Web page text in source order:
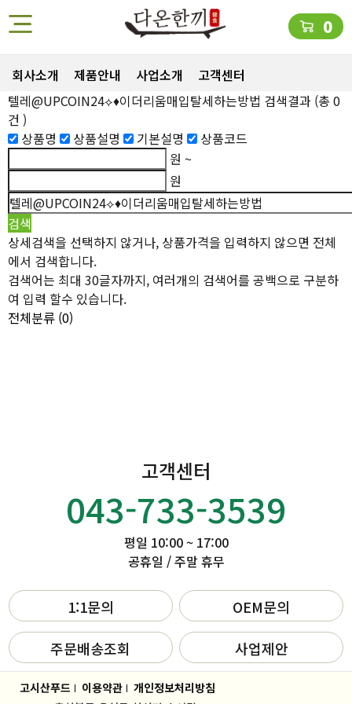
0
회사소개 제품안내 사업소개
고객센터
텔레@UPCOIN24⟡♦이더리움매입탈세하는방법 검색결과 (총 0
건 )
상품명
상품설명 기본설명
상품코드
원 ~
원
상세검색을 선택하지 않거나, 상품가격을 입력하지 않으면 전체
에서 검색합니다.
검색어는 최대 30글자까지, 여러개의 검색어를 공백으로 구분하
여 입력 할수 있습니다.
전체분류 (0)
고객센터
043-733-3539
평일 10:00 ~ 17:00
공휴일 / 주말 휴무
1:1문의 OEM문의
주문배송조회 사업제안
고시산푸드 이용약관
개인정보처리방침